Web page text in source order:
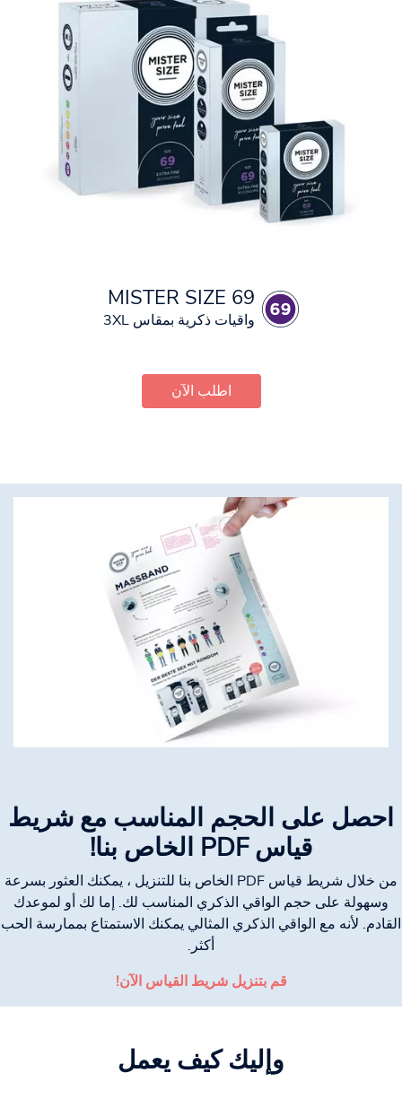
MISTER SIZE 69
واقيات ذكرية بمقاس 3XL
اطلب الآن
احصل على الحجم المناسب مع شريط
قياس PDF الخاص بنا!
من خلال شريط قياس PDF الخاص بنا للتنزيل ، يمكنك العثور بسرعة
وسهولة على حجم الواقي الذكري المناسب لك. إما لك أو لموعدك
القادم. لأنه مع الواقي الذكري المثالي يمكنك الاستمتاع بممارسة الحب
أكثر.
قم بتنزيل شريط القياس الآن!
وإليك كيف يعمل